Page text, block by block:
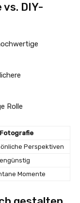
DIY-
Rolle
Perspektiven
Momente